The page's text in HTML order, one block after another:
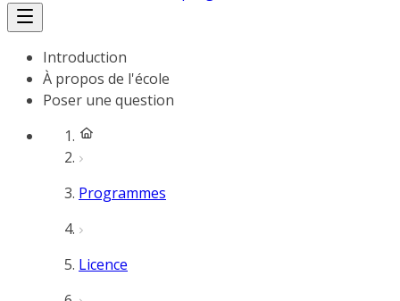
Introduction
À propos de l'école
Poser une question
Programmes
Licence